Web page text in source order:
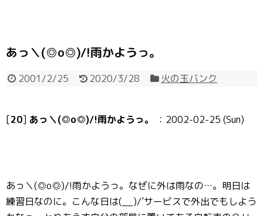
あっ＼(◎o◎)/!雨かようっ。
2001/2/25 2020/3/28 火の玉バンク
[20] あっ＼(◎o◎)/!雨かようっ。 ：2002-02-25 (Sun)
あっ＼(◎o◎)/!雨かようっ。なぜに外は雨なの…。明日は
練習日なのに。こんな日は(__)/’サービスで外出でもしよう